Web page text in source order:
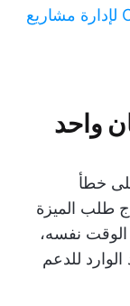
ClickUp لإدارة مشاريع
خطأ
طلب الميزة
نفسه،
للدعم